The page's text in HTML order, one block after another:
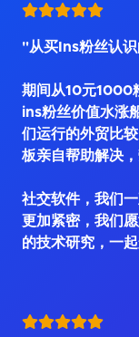
"从买Ins粉丝认
期间从10元1000
ins粉丝价值水涨
们运行的外贸比
板亲自帮助解决，
社交软件，我们
更加紧密，我们
的技术研究，一